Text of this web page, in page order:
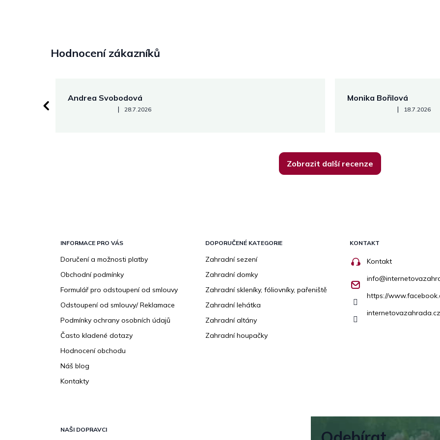
Hodnocení zákazníků
Andrea Svobodová
Hodnocení obchodu je 5 z 5 hvězdiček.
| 28.7.2026
Monika Bořilová
Hodnocení obchodu je 5 z
| 18.7.2026
Zobrazit další recenze
INFORMACE PRO VÁS
Doručení a možnosti platby
Obchodní podmínky
Formulář pro odstoupení od smlouvy
Odstoupení od smlouvy/ Reklamace
Podmínky ochrany osobních údajů
Často kladené dotazy
Hodnocení obchodu
Náš blog
Kontakty
DOPORUČENÉ KATEGORIE
Zahradní sezení
Zahradní domky
Zahradní skleníky, fóliovníky, pařeniště
Zahradní lehátka
Zahradní altány
Zahradní houpačky
KONTAKT
Kontakt
info@
https://
NAŠI DOPRAVCI